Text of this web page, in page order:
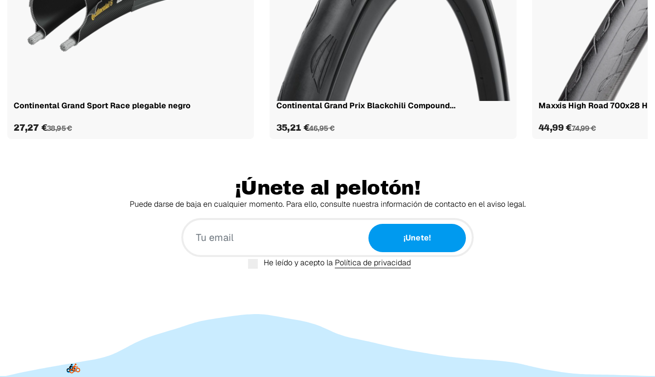
Continental Grand Sport Race plegable negro
27,27 €38,95 €
Continental Grand Prix Blackchili Compound...
35,21 €46,95 €
Maxxis High Road 700x28
44,99 €74,99 €
¡Únete al pelotón!
Puede darse de baja en cualquier momento. Para ello, consulte nuestra información de contacto en el aviso legal.
¡Unete!
He leído y acepto la Política de privacidad